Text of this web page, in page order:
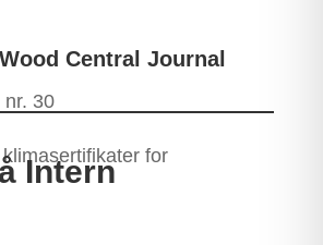
Central Journal
nr. 30
for
Intern